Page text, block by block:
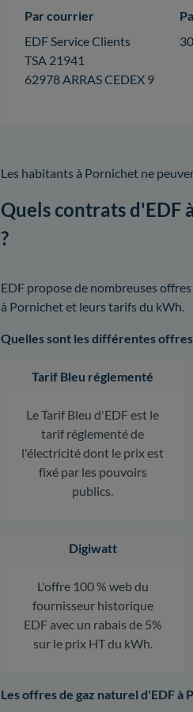
Par courrier
EDF Service Clients
TSA 21941
62978 ARRAS CEDEX 9
Les habitants à Pornichet ne
Quels contrats d'EDF
?
EDF propose de nombreuses
à Pornichet et leurs tarifs du kWh.
Quelles sont les différentes
Tarif Bleu réglementé
Le Tarif Bleu d'EDF est le
tarif réglementé de
l'électricité dont le prix est
fixé par les pouvoirs
publics.
Digiwatt
L'offre 100 % web du
fournisseur historique
EDF avec un rabais de 5%
sur le prix HT du kWh.
Les offres de gaz naturel d'EDF à